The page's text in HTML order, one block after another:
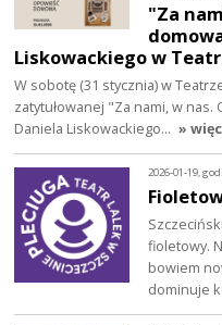
"Za
Liskowackiego w
W sobotę (31 stycznia) w
zatytułowanej "Za nami, w
Daniela Liskowackiego… »
2026-01-19,
fioletowy.
bowiem
dominuje